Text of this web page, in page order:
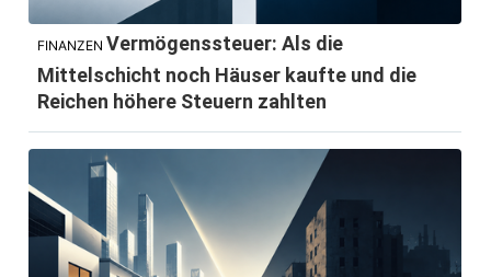
FINANZEN Vermögenssteuer: Als die
Mittelschicht noch Häuser kaufte und die
Reichen höhere Steuern zahlten